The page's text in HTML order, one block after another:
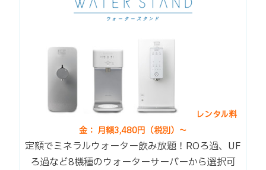
レンタル料
金： 月額3,480円（税別）～
定額でミネラルウォーター飲み放題！ROろ過、UF
ろ過など8機種のウォーターサーバーから選択可